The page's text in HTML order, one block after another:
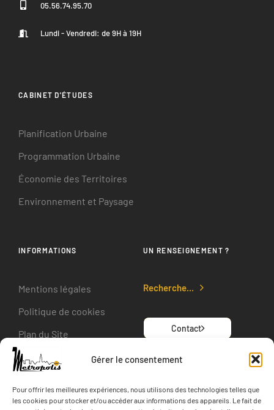
Gérer le consentement
Pour offrir les meilleures expériences, nous utilisons des technologies telles que
les cookies pour stocker et/ou accéder aux informations des appareils. Le fait de
05.56.74.95.70
Lundi - Vendredi: de 9H à 19H
CABINET D'ÉTUDES
Planification Urbaine
Programmation Urbaine
Économie des Territoires
Environnement et Paysage
INFORMATIONS
Mentions légales
Politique de cookies
Plan du Site
UN RENSEIGNEMENT ?
Recherche...
Contact
SUIVEZ-NOUS